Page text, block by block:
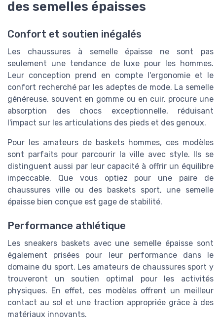
des semelles épaisses
Confort et soutien inégalés
Les chaussures à semelle épaisse ne sont pas
seulement une tendance de luxe pour les hommes.
Leur conception prend en compte l'ergonomie et le
confort recherché par les adeptes de mode. La semelle
généreuse, souvent en gomme ou en cuir, procure une
absorption des chocs exceptionnelle, réduisant
l'impact sur les articulations des pieds et des genoux.
Pour les amateurs de baskets hommes, ces modèles
sont parfaits pour parcourir laville avec style. Ils se
distinguent aussi par leur capacité à offrir un équilibre
impeccable. Que vous optiez pour une paire de
chaussures villeou des baskets sport, une semelle
épaisse bien conçue est gage de stabilité.
Performance athlétique
Les sneakers basketsavec une semelle épaisse sont
également prisées pour leur performance dans le
domaine du sport. Les amateurs de chaussures sport y
trouveront un soutien optimal pour les activités
physiques. En effet, ces modèles offrent un meilleur
contact au sol et une traction appropriée grâce à des
matériaux innovants.